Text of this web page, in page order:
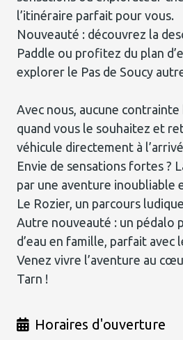
l’itinéraire parfait pour vous.
Nouveauté : découvrez la
Paddle ou profitez du plan
explorer le Pas de Soucy
Avec nous, aucune
quand vous le souhaitez et
véhicule directement à
Envie de sensations fortes ?
par une aventure inoubliable
Le Rozier, un parcours
Autre nouveauté : un pédalo
d’eau en famille, parfait avec
Venez vivre l’aventure au
Tarn !
Horaires d'ouverture